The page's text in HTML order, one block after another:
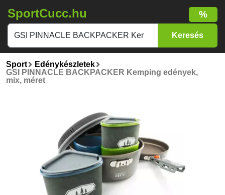
SportCucc.hu %
Sport
Edénykészletek
GSI PINNACLE BACKPACKER Kemping edények,
mix, méret